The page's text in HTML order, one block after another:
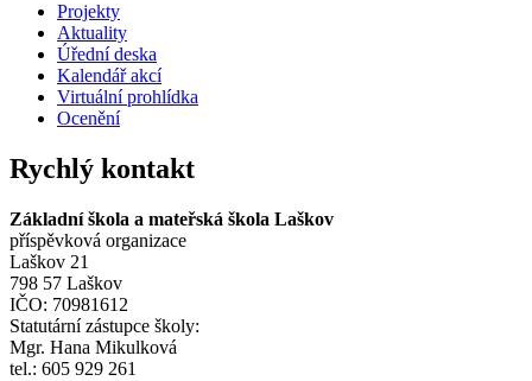
Projekty
Aktuality
Úřední deska
Kalendář akcí
Virtuální prohlídka
Ocenění
Rychlý kontakt
Základní škola a mateřská škola Laškov
příspěvková organizace
Laškov 21
798 57 Laškov
IČO: 70981612
Statutární zástupce školy:
Mgr. Hana Mikulková
tel.: 605 929 261